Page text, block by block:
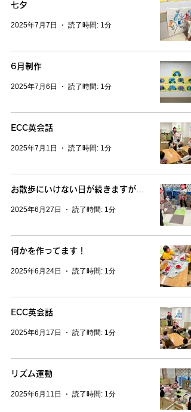
七夕
2025年7月7日 読了時間: 1分
6月制作
2025年7月6日 読了時間: 1分
ECC英会話
2025年7月1日 読了時間: 1分
お散歩にいけない日が続きますが…
2025年6月27日 読了時間: 1分
何かを作ってます！
2025年6月24日 読了時間: 1分
ECC英会話
2025年6月17日 読了時間: 1分
リズム運動
2025年6月11日 読了時間: 1分